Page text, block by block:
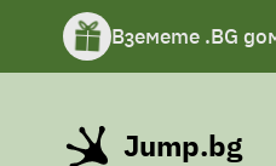
Вземете .BG
Вземете
Jump.bg